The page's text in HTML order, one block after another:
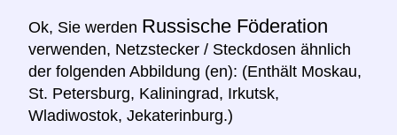
Ok, Sie werden Russische Föderation
verwenden, Netzstecker / Steckdosen ähnlich
der folgenden Abbildung (en): (Enthält Moskau,
St. Petersburg, Kaliningrad, Irkutsk,
Wladiwostok, Jekaterinburg.)